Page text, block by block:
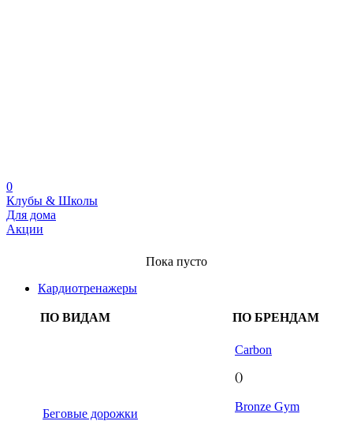
0
Клубы & Школы
Для дома
Акции
Пока пусто
Кардиотренажеры
ПО ВИДАМ ПО БРЕНДАМ
Беговые дорожки
Carbon
()
Bronze Gym